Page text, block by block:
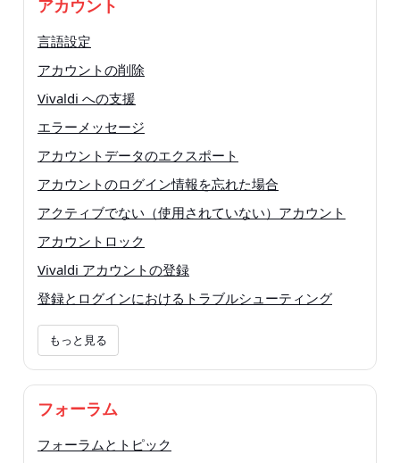
アカウント
言語設定
アカウントの削除
Vivaldi への支援
エラーメッセージ
アカウントデータのエクスポート
アカウントのログイン情報を忘れた場合
アクティブでない（使用されていない）アカウント
アカウントロック
Vivaldi アカウントの登録
登録とログインにおけるトラブルシューティング
もっと見る
フォーラム
フォーラムとトピック